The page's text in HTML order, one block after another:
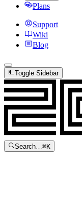
Plans
Support
Wiki
Blog
Toggle Sidebar
Search…⌘K